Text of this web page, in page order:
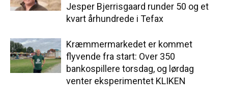
Jesper Bjerrisgaard runder 50 og et
kvart århundrede i Tefax
Kræmmermarkedet er kommet
flyvende fra start: Over 350
bankospillere torsdag, og lørdag
venter eksperimentet KLIKEN